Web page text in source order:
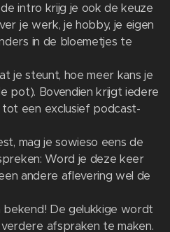
intro krijg je ook de keuze
je werk, je hobby, je eigen
in de bloemetjes te
je steunt, hoe meer kans je
pot). Bovendien krijgt iedere
een exclusief podcast-
mag je sowieso eens de
Word je deze keer
andere aflevering wel de
bekend! De gelukkige wordt
afspraken te maken.